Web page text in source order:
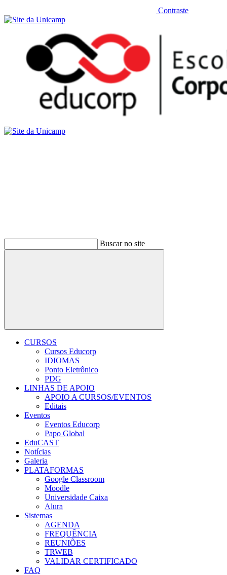
Contraste
Buscar no site
Buscar
CURSOS
Cursos Educorp
IDIOMAS
Ponto Eletrônico
PDG
LINHAS DE APOIO
APOIO A CURSOS/EVENTOS
Editais
Eventos
Eventos Educorp
Papo Global
EduCAST
Notícias
Galeria
PLATAFORMAS
Google Classroom
Moodle
Universidade Caixa
Alura
Sistemas
AGENDA
FREQUÊNCIA
REUNIÕES
TRWEB
VALIDAR CERTIFICADO
FAQ